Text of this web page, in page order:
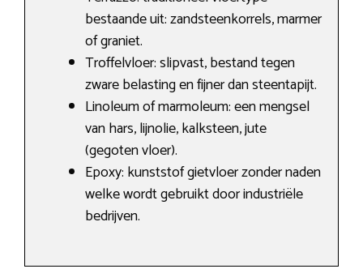
bestaande uit: zandsteenkorrels, marmer
of graniet.
Troffelvloer: slipvast, bestand tegen
zware belasting en fijner dan steentapijt.
Linoleum of marmoleum: een mengsel
van hars, lijnolie, kalksteen, jute
(gegoten vloer).
Epoxy: kunststof gietvloer zonder naden
welke wordt gebruikt door industriële
bedrijven.